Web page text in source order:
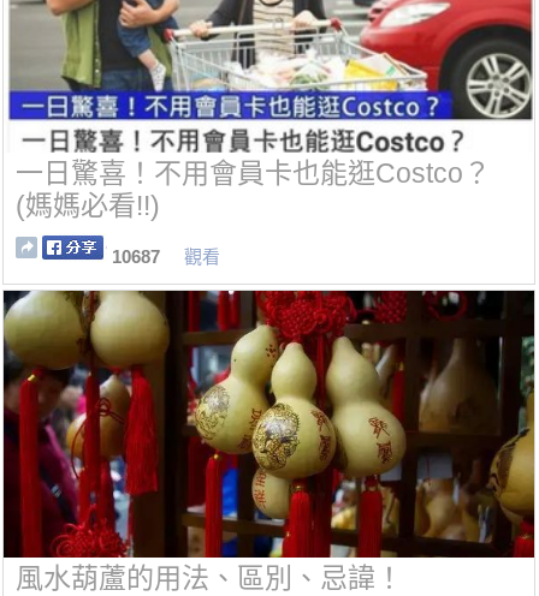
一日驚喜！不用會員卡也能逛Costco？
(媽媽必看!!)
10687 觀看
風水葫蘆的用法、區別、忌諱！